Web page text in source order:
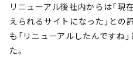
リニューアル後社内からは「現
えられるサイトになった」との
も「リニューアルしたんですね
た。